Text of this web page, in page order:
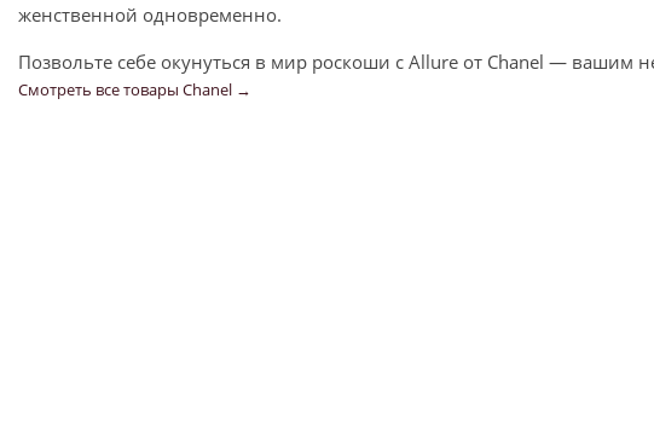
женственной одновременно.
Позвольте себе окунуться в мир роскоши с Allure от Chanel — вашим
Смотреть все товары Chanel →